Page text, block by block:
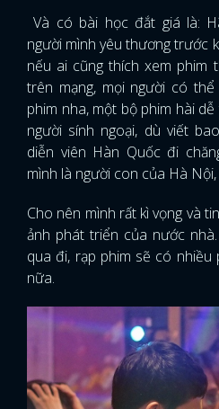
Và có bài học đắt giá là:
người mình yêu thương trước
nếu ai cũng thích xem phim
trên mạng, mọi người có
phim nha, một bộ phim hài
người sính ngoại, dù viết
diễn viên Hàn Quốc đi
mình là người con của Hà
Cho nên mình rất kì vọng và
ảnh phát triển của nước
qua đi, rạp phim sẽ có nhiều
nữa.